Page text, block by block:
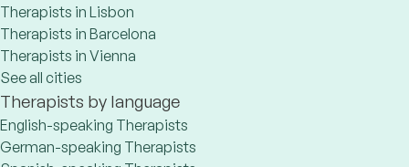
Therapists in Lisbon
Therapists in Barcelona
Therapists in Vienna
See all cities
Therapists by language
English-speaking Therapists
German-speaking Therapists